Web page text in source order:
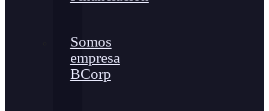
Somos
empresa
BCorp